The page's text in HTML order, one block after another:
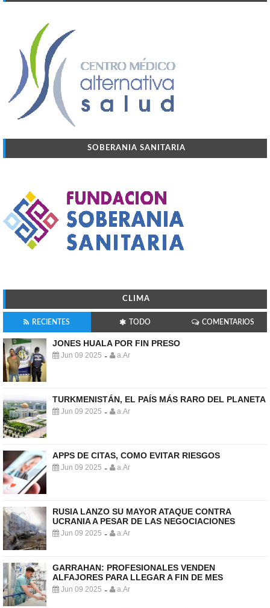
SOBERANIA SANITARIA
CLIMA
RECIENTES TODO COMENTARIOS
JONES HUALA POR FIN PRESO
Jun 09 2025 - a.Ar
TURKMENISTÁN, EL PAÍS MÁS RARO DEL PLANETA
Jun 09 2025 - a.Ar
APPS DE CITAS, COMO EVITAR RIESGOS
Jun 09 2025 - a.Ar
RUSIA LANZO SU MAYOR ATAQUE CONTRA
UCRANIA A PESAR DE LAS NEGOCIACIONES
Jun 09 2025 - a.Ar
GARRAHAN: PROFESIONALES VENDEN
ALFAJORES PARA LLEGAR A FIN DE MES
Jun 09 2025 - a.Ar